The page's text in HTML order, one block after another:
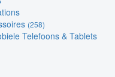
(258)
Telefoons & Tablets